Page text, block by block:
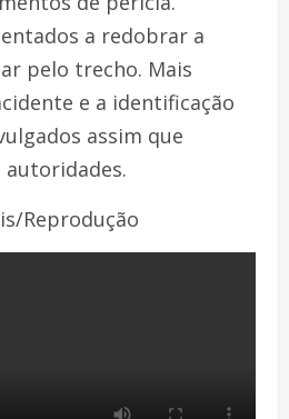
a redobrar a
pelo trecho. Mais
e a identificação
assim que
Reprodução